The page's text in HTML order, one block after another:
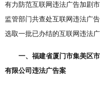
有力防范互联网违法广告加剧
监管部门共查处互联网违法广
选取一批已办结的互联网违法
一、福建省厦门市集美区市
有限公司违法广告案